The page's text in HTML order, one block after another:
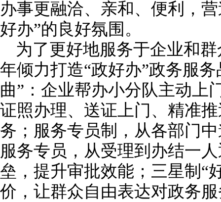
办事更融洽、亲和、便利，
好办”的良好氛围。
为了更好地服务于企业和
年倾力打造“政好办”政务服
曲”：企业帮办小分队主动上
证照办理、送证上门、精准
务；服务专员制，从各部门
服务专员，从受理到办结一
垒，提升审批效能；三星制“
价，让群众自由表达对政务